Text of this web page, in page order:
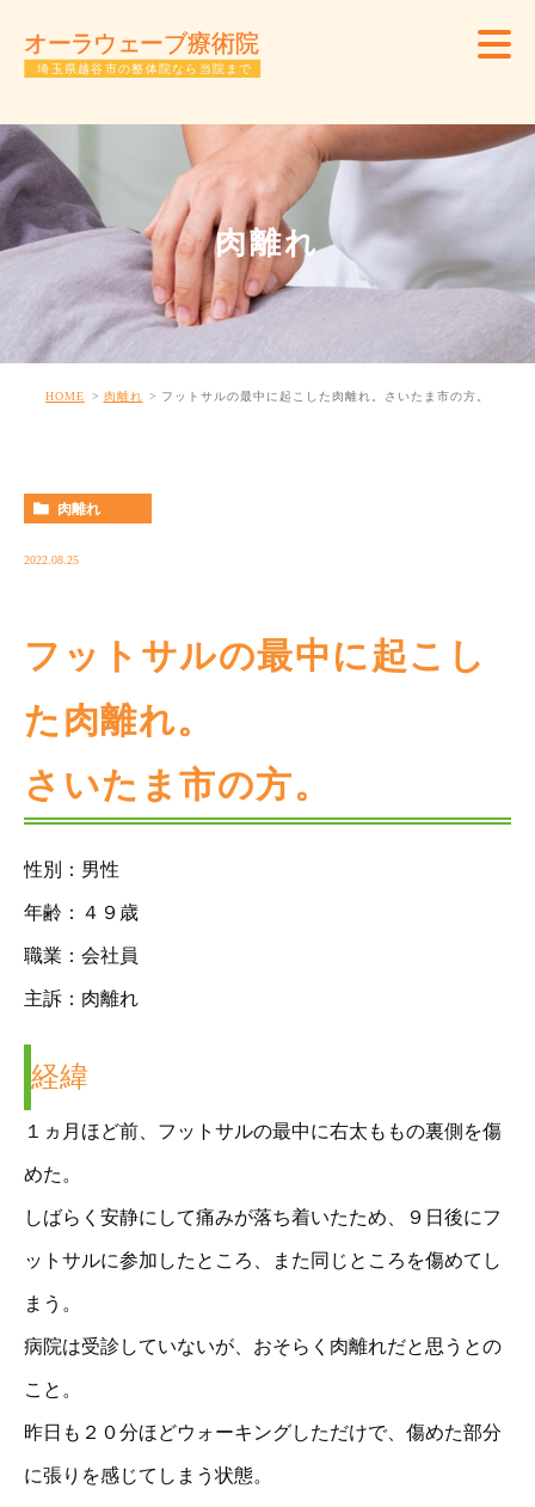
肉離れ
HOME 肉離れ フットサルの最中に起こした肉離れ。さいたま市の方。
肉離れ
2022.08.25
フットサルの最中に起こし
た肉離れ。
さいたま市の方。
性別：男性
年齢：４９歳
職業：会社員
主訴：肉離れ
経緯
１ヵ月ほど前、フットサルの最中に右太ももの裏側を傷
めた。
しばらく安静にして痛みが落ち着いたため、９日後にフ
ットサルに参加したところ、また同じところを傷めてし
まう。
病院は受診していないが、おそらく肉離れだと思うとの
こと。
昨日も２０分ほどウォーキングしただけで、傷めた部分
に張りを感じてしまう状態。